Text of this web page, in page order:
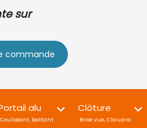
sur
commande
alu
Coulissant, battant
Clôture
Brise vue, Claustra